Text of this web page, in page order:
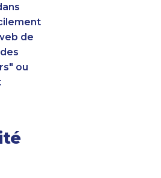
de
ou